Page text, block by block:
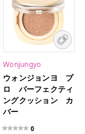
Wonjungyo
ウォンジョンヨ プ
ロ パーフェクティ
ングクッション カ
バー
0